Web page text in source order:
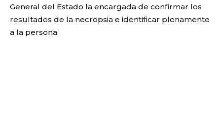
General del Estado la encargada de confirmar los
resultados de la necropsia e identificar plenamente
a la persona.